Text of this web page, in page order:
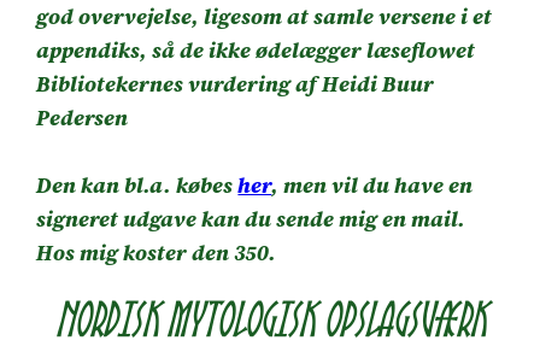
god overvejelse, ligesom at samle versene i et
appendiks, så de ikke ødelægger læseflowet
Bibliotekernes vurdering af Heidi Buur
Pedersen
Den kan bl.a. købesher, men vil du have en
signeret udgave kan du sende mig en mail.
Hos mig koster den 350.
Nordisk Mytologisk opslagsværk